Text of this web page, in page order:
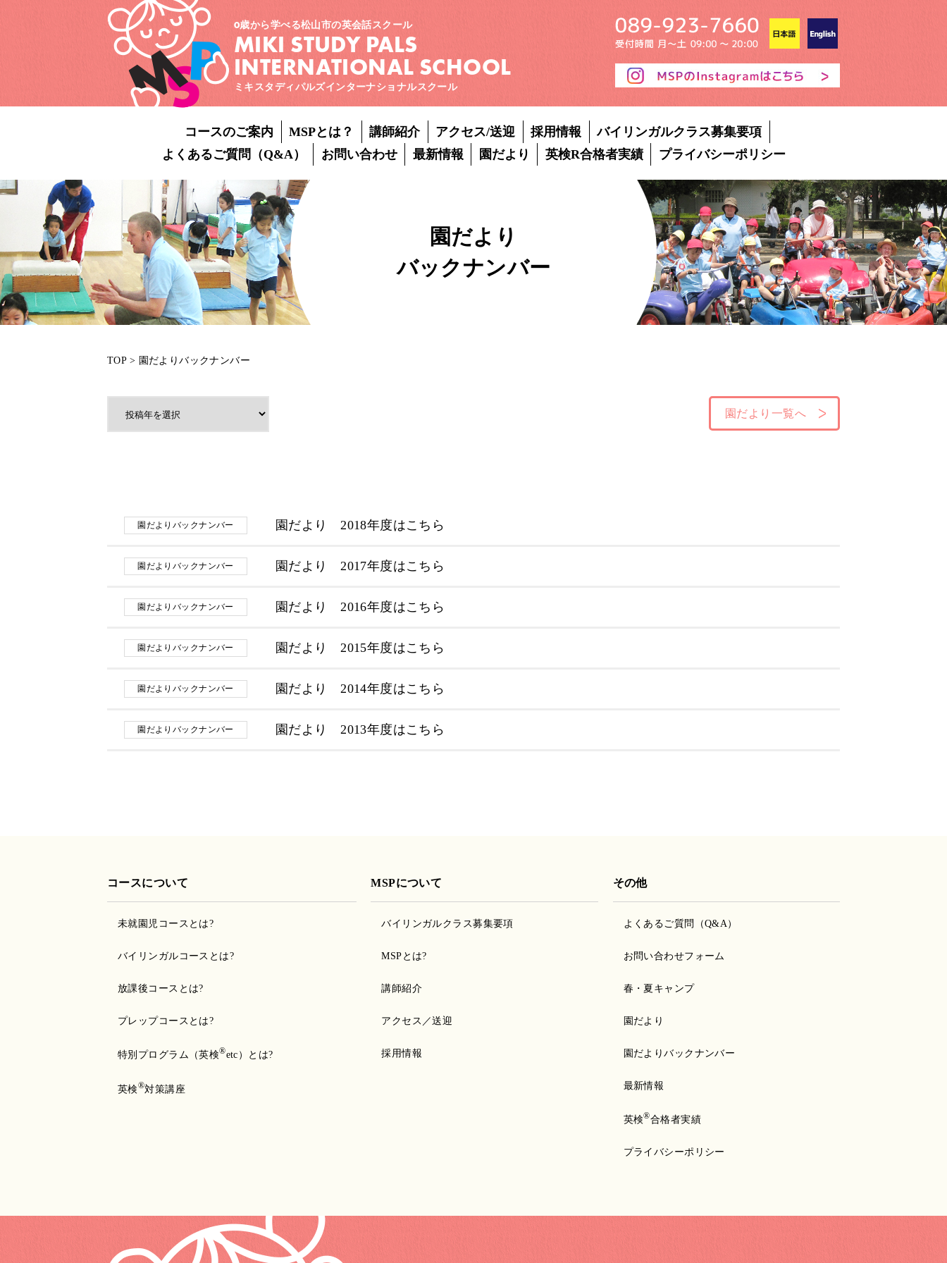
0歳から学べる松山市の英会話スクール
MIKI STUDY PALS
INTERNATIONAL SCHOOL
ミキスタディパルズインターナショナルスクール
コースのご案内 MSPとは？ 講師紹介 アクセス/送迎 採用情報
バイリンガルクラス募集要項
よくあるご質問（Q&A）
お問い合わせ 最新情報 園だより 英検R合格者実績 プライバシーポリシー
園だより
バックナンバー
TOP> 園だよりバックナンバー
園だより一覧へ
園だよりバックナンバー 園だより 2018年度はこちら
園だよりバックナンバー 園だより 2017年度はこちら
園だよりバックナンバー 園だより 2016年度はこちら
園だよりバックナンバー 園だより 2015年度はこちら
園だよりバックナンバー 園だより 2014年度はこちら
園だよりバックナンバー 園だより 2013年度はこちら
コースについて
未就園児コースとは?
バイリンガルコースとは?
放課後コースとは?
プレップコースとは?
特別プログラム（英検®etc）とは?
英検®対策講座
MSPについて
バイリンガルクラス募集要項
MSPとは?
講師紹介
アクセス／送迎
採用情報
その他
よくあるご質問（Q&A）
お問い合わせフォーム
春・夏キャンプ
園だより
園だよりバックナンバー
最新情報
英検®合格者実績
プライバシーポリシー